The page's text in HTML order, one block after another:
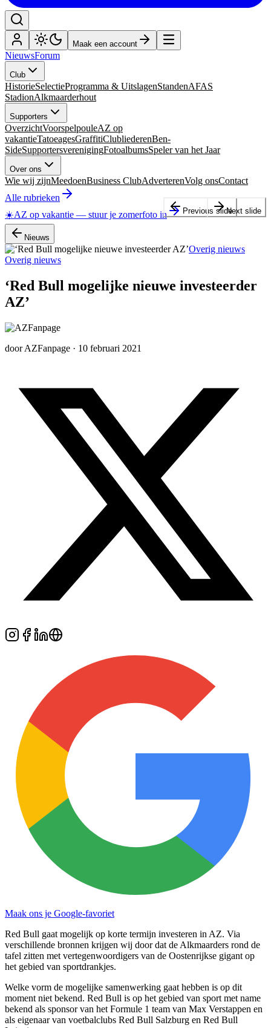
Maak een account
NieuwsForum
Club
HistorieSelectieProgramma & UitslagenStandenAFAS
StadionAlkmaarderhout
Supporters
OverzichtVoorspelpouleAZ op
vakantieTatoeagesGraffitiClubliederenBen-
SideSupportersverenigingFotoalbumsSpeler van het Jaar
Over ons
Wie wij zijnMeedoenBusiness ClubAdverterenVolg onsContact
Alle rubrieken
☀️AZ op vakantie — stuur je zomerfoto in
Nieuws
Overig nieuws
Overig nieuws
‘Red Bull mogelijke nieuwe investeerder
AZ’
door AZFanpage · 10 februari 2021
Maak ons je Google-favoriet
Red Bull gaat mogelijk op korte termijn investeren in AZ. Via
verschillende bronnen krijgen wij door dat de Alkmaarders rond de
tafel zitten met vertegenwoordigers van de Oostenrijkse gigant op
het gebied van sportdrankjes.
Welke vorm de mogelijke samenwerking gaat hebben is op dit
moment niet bekend. Red Bull is op het gebied van sport met name
bekend als sponsor van het Formule 1 team van Max Verstappen en
als eigenaar van voetbalclubs Red Bull Salzburg en Red Bull
Previous slideNext slide